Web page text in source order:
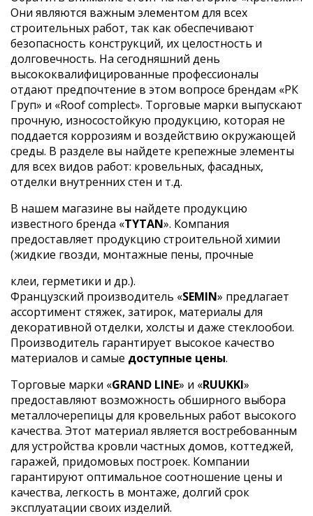
Они являются важным элементом для всех
строительных работ, так как обеспечивают
безопасность конструкций, их целостность и
долговечность. На сегодняшний день
высококвалифицированные профессионалы
отдают предпочтение в этом вопросе брендам «РК
Груп» и «Roof complect». Торговые марки выпускают
прочную, износостойкую продукцию, которая не
поддается коррозиям и воздействию окружающей
среды. В разделе вы найдете крепежные элементы
для всех видов работ: кровельных, фасадных,
отделки внутренних стен и т.д.
В нашем магазине вы найдете продукцию
известного бренда «TYTAN». Компания
предоставляет продукцию строительной химии
(жидкие гвозди, монтажные пены, прочные
клеи, герметики и др.).
Французский производитель «SEMIN» предлагает
ассортимент стяжек, затирок, материалы для
декоративной отделки, холсты и даже стеклообои.
Производитель гарантирует высокое качество
материалов и самые доступные цены.
Торговые марки «GRAND LINE» и «RUUKKI»
предоставляют возможность обширного выбора
металлочерепицы для кровельных работ высокого
качества. Этот материал является востребованным
для устройства кровли частных домов, коттеджей,
гаражей, придомовых построек. Компании
гарантируют оптимальное соотношение цены и
качества, легкость в монтаже, долгий срок
эксплуатации своих изделий.